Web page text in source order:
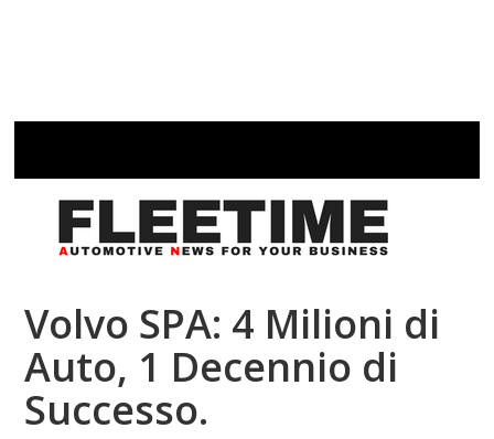
Volvo SPA: 4 Milioni di
Auto, 1 Decennio di
Successo.